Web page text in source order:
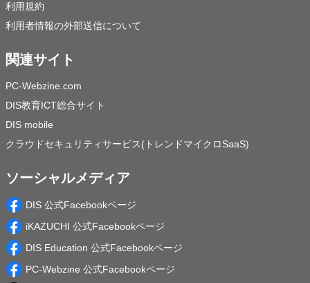
利用規約
利用者情報の外部送信について
関連サイト
PC-Webzine.com
DIS教育ICT総合サイト
DIS mobile
クラウドセキュリティサービス(トレンドマイクロSaaS)
ソーシャルメディア
DIS 公式Facebookページ
iKAZUCHI 公式Facebookページ
DIS Education 公式Facebookページ
PC-Webzine 公式Facebookページ